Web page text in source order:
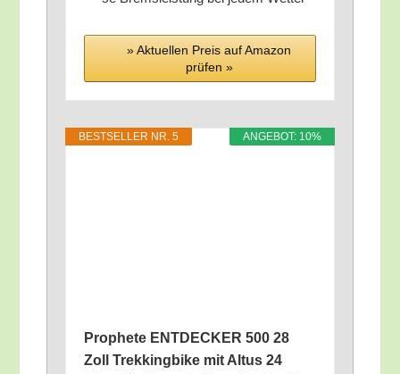
» Aktu­el­len Preis auf Ama­zon
prü­fen »
ANGE­BOT: 10%
BEST­SEL­LER NR. 5
Pro­phe­te ENTDECKER 500 28
Zoll Trek­king­bike mit Alt­us 24